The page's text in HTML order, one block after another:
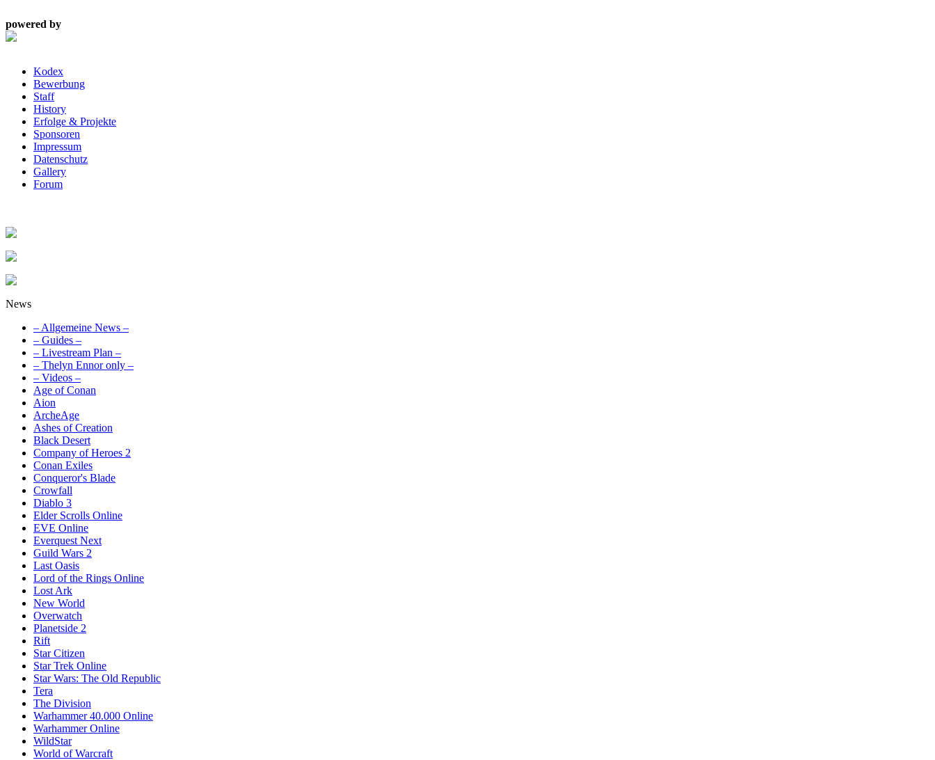
powered by
Kodex
Bewerbung
Staff
History
Erfolge & Projekte
Sponsoren
Impressum
Datenschutz
Gallery
Forum
News
– Allgemeine News –
– Guides –
– Livestream Plan –
– Thelyn Ennor only –
– Videos –
Age of Conan
Aion
ArcheAge
Ashes of Creation
Black Desert
Company of Heroes 2
Conan Exiles
Conqueror's Blade
Crowfall
Diablo 3
Elder Scrolls Online
EVE Online
Everquest Next
Guild Wars 2
Last Oasis
Lord of the Rings Online
Lost Ark
New World
Overwatch
Planetside 2
Rift
Star Citizen
Star Trek Online
Star Wars: The Old Republic
Tera
The Division
Warhammer 40.000 Online
Warhammer Online
WildStar
World of Warcraft